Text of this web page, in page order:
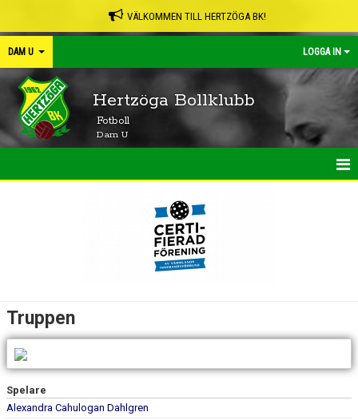
VÄLKOMMEN TILL HERTZÖGA BK!
DAM U LOGGA IN
Hertzöga Bollklubb
Fotboll
Dam U
TRUPPEN
BILDGALLERI
DOKUMENT
Truppen
Spelare
Alexandra Cahulogan Dahlgren